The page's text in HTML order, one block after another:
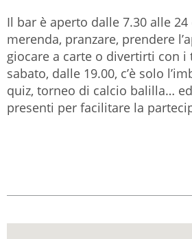
Il bar è aperto dalle 7.30 alle
merenda, pranzare, prendere
giocare a carte o divertirti con
sabato, dalle 19.00, c’è solo
quiz, torneo di calcio balilla…
presenti per facilitare la